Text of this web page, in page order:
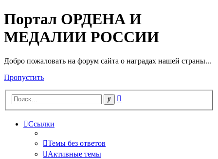
Портал ОРДЕНА И
МЕДАЛИИ РОССИИ
Добро пожаловать на форум сайта о наградах нашей страны...
Пропустить
Поиск
Ссылки
Темы без ответов
Активные темы